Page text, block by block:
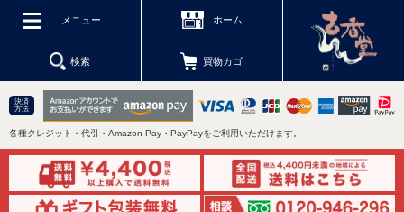
メニュー ホーム
検索 買物カゴ
決済
方法
各種クレジット・代引・Amazon Pay・PayPayをご利用いただけます。